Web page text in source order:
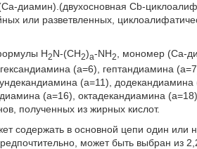
диамин).(двухосновная Cb-
или разветвленных,
H2N-(CH2)a-NH2
, мономер (Са-
(а=6), гептандиамина
(а=11), додекандиамина
(а=16), октадекандиамина
полученных из жирных кислот.
содержать в основной цепи один или
может быть выбран из